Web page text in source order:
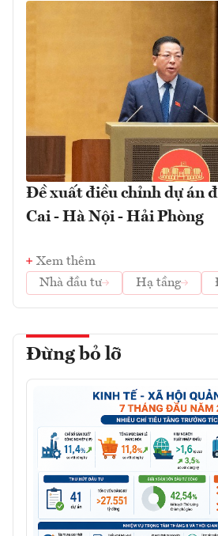
Đề xuất điều chỉnh dự án
Cai - Hà Nội - Hải Phòng
Xem thêm
Nhà đầu tư
Hạ tầng
Đừng bỏ lỡ